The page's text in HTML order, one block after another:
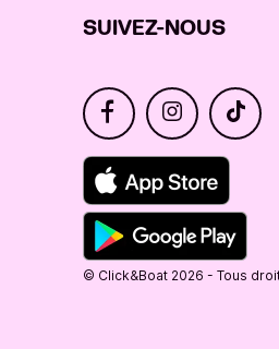
SUIVEZ-NOUS
© Click&Boat 2026 - Tous